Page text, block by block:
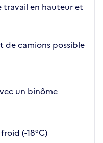
travail en hauteur et
de camions possible
un binôme
(-18°C)